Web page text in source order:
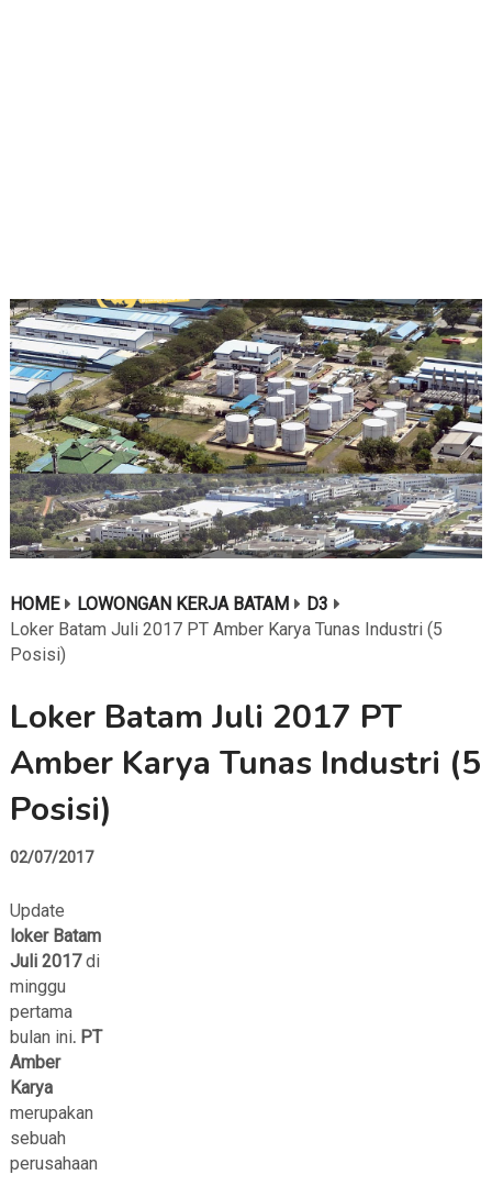
HOME LOWONGAN KERJA BATAM
D3
Loker Batam Juli 2017 PT Amber Karya Tunas Industri (5
Posisi)
Loker Batam Juli 2017 PT
Amber Karya Tunas Industri (5
Posisi)
02/07/2017
Update
loker Batam
Juli 2017di
minggu
pertama
bulan ini. PT
Amber
Karya
merupakan
sebuah
perusahaan